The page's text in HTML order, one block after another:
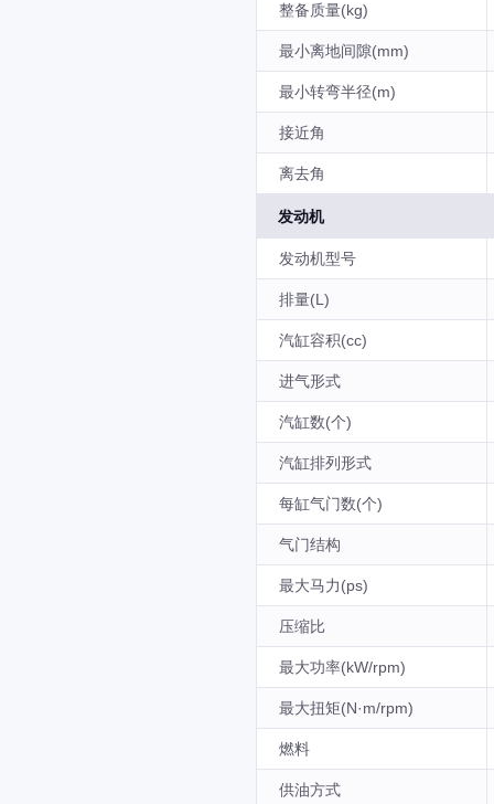
整备质量(kg)
最小离地间隙(mm)
最小转弯半径(m)
接近角
离去角
发动机
发动机型号
排量(L)
汽缸容积(cc)
进气形式
汽缸数(个)
汽缸排列形式
每缸气门数(个)
气门结构
最大马力(ps)
压缩比
最大功率(kW/rpm)
最大扭矩(N·m/rpm)
燃料
供油方式